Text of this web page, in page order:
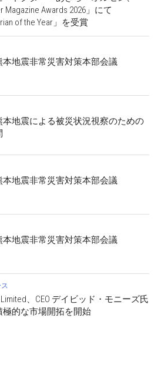
Magazine Awards 2026」にて
of the Year」を受賞
本地震非常災害対策本部会議
本地震による被災状況視察のための
本地震非常災害対策本部会議
本地震非常災害対策本部会議
Limited、CEO デイビッド・モニーズ氏
極的な市場開拓を開始